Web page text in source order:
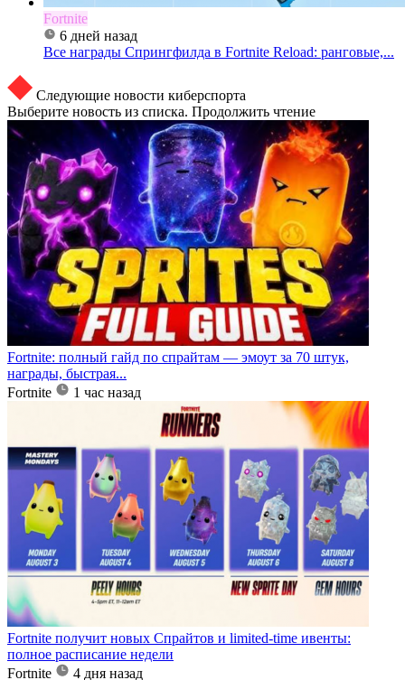
Fortnite
6 дней назад
Все награды Спрингфилда в Fortnite Reload: ранговые,...
Следующие новости киберспорта
Выберите новость из списка. Продолжить чтение
Fortnite: полный гайд по спрайтам — эмоут за 70 штук,
награды, быстрая...
Fortnite
1 час назад
Fortnite получит новых Спрайтов и limited-time ивенты:
полное расписание недели
Fortnite
4 дня назад